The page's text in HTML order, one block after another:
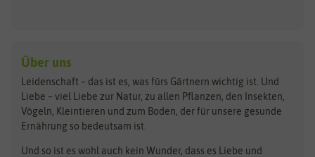
Kräutersamen
Obstsamen
Pilzbrut
Rasensamen
Steckzwiebeln
Zimmer & Kübelpflanzen
Benary
Bingenheimer Saatgut
Bionana
BIOWOL
Dürr-Samen
Feldsaaten Freudenberger
Über uns
Leidenschaft – das ist es, was fürs Gärtnern wichtig ist. Und
Liebe – viel Liebe zur Natur, zu allen Pflanzen, den Insekten,
Vögeln, Kleintieren und zum Boden, der für unsere gesunde
Ernährung so bedeutsam ist.
Und so ist es wohl auch kein Wunder, dass es Liebe und